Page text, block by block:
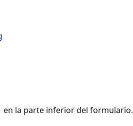
en la parte inferior del formulario.